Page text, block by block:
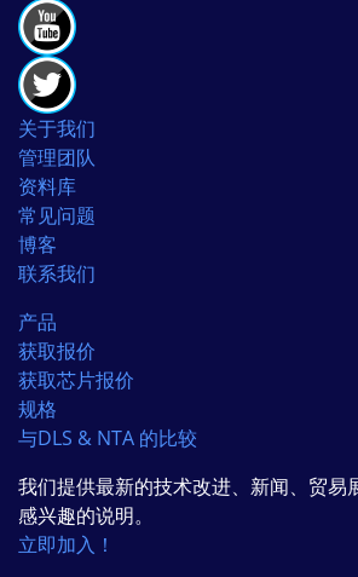
关于我们
管理团队
资料库
常见问题
博客
联系我们
产品
获取报价
获取芯片报价
规格
与DLS & NTA 的比较
我们提供最新的技术改进、新闻、贸易
感兴趣的说明。
立即加入！